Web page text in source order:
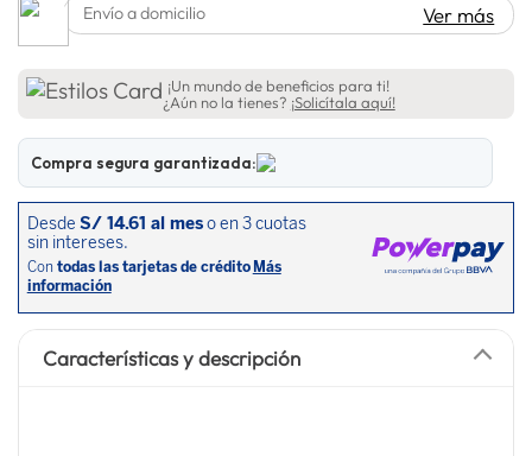
Envío a domicilio Ver más
¡Un mundo de beneficios para ti!
¿Aún no la tienes? ¡Solicítala aquí!
Compra segura garantizada:
Características y descripción